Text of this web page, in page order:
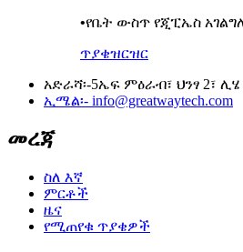
•የቤት ውስጥ የጂፒኤስ
ጥያቄዝርዝር
አድራሻ፡-5ኤፍ ምዕራብ፣ ህንፃ 2፣ ሊሄ
ኢሜል፡- info@greatwaytech.com
መረጃ
ስለ እኛ
ምርቶች
ዜና
የሚጠየቁ ጥያቄዎች